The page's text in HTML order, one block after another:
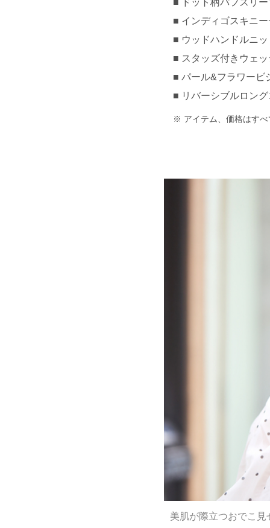
ドット柄パフスリ
インディゴスキニ
ウッドハンドルニ
スタッズ付きウェ
パール&フラワービ
リバーシブルロン
アイテム、価格はす
美肌が際立つおでこ